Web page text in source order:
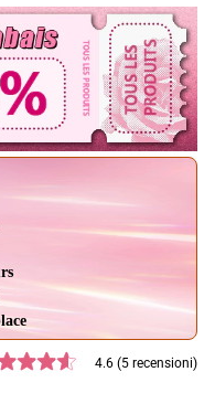
4.6 (5 recensioni)